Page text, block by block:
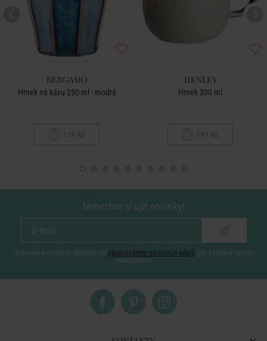
BERGAMO
Hrnek na kávu 250 ml - modrá
179 Kč
HENLEY
Hrnek 330 ml
199 Kč
Nenechte si ujít novinky!
vložením e-mailu souhlasíte se zpracováním osobních údajů pro zasílání našeho
newsletteru